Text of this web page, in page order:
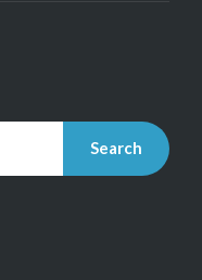
Search